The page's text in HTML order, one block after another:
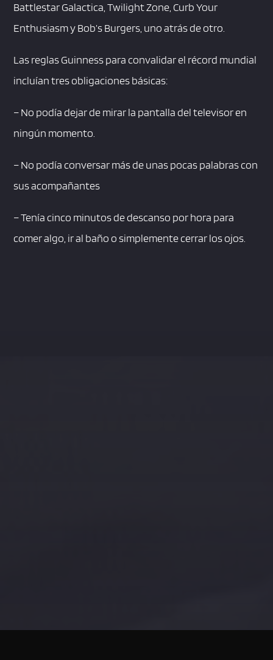
Battlestar Galactica, Twilight Zone, Curb Your
Enthusiasm y Bob’s Burgers, uno atrás de otro.
Las reglas Guinness para convalidar el récord mundial
incluían tres obligaciones básicas:
– No podía dejar de mirar la pantalla del televisor en
ningún momento.
– No podía conversar más de unas pocas palabras con
sus acompañantes
– Tenía cinco minutos de descanso por hora para
comer algo, ir al baño o simplemente cerrar los ojos.